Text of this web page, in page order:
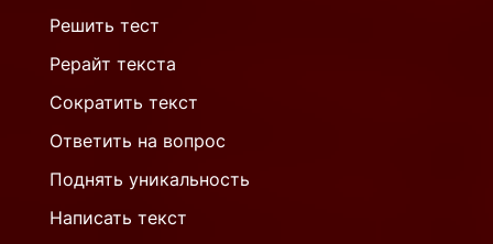
Решить тест
Рерайт текста
Сократить текст
Ответить на вопрос
Поднять уникальность
Написать текст